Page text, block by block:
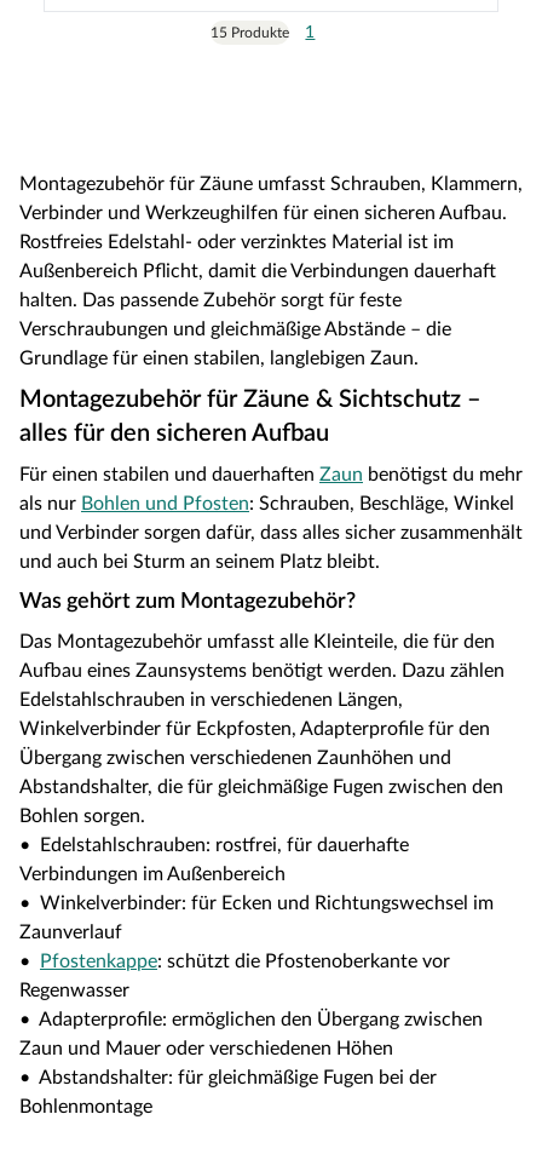
15 Produkte 1
Montagezubehör für Zäune umfasst Schrauben, Klammern,
Verbinder und Werkzeughilfen für einen sicheren Aufbau.
Rostfreies Edelstahl- oder verzinktes Material ist im
Außenbereich Pflicht, damit die Verbindungen dauerhaft
halten. Das passende Zubehör sorgt für feste
Verschraubungen und gleichmäßige Abstände – die
Grundlage für einen stabilen, langlebigen Zaun.
Montagezubehör für Zäune & Sichtschutz –
alles für den sicheren Aufbau
Für einen stabilen und dauerhaften Zaun benötigst du mehr
als nur Bohlen und Pfosten: Schrauben, Beschläge, Winkel
und Verbinder sorgen dafür, dass alles sicher zusammenhält
und auch bei Sturm an seinem Platz bleibt.
Was gehört zum Montagezubehör?
Das Montagezubehör umfasst alle Kleinteile, die für den
Aufbau eines Zaunsystems benötigt werden. Dazu zählen
Edelstahlschrauben in verschiedenen Längen,
Winkelverbinder für Eckpfosten, Adapterprofile für den
Übergang zwischen verschiedenen Zaunhöhen und
Abstandshalter, die für gleichmäßige Fugen zwischen den
Bohlen sorgen.
• Edelstahlschrauben: rostfrei, für dauerhafte
Verbindungen im Außenbereich
• Winkelverbinder: für Ecken und Richtungswechsel im
Zaunverlauf
•
Pfostenkappe: schützt die Pfostenoberkante vor
Regenwasser
• Adapterprofile: ermöglichen den Übergang zwischen
Zaun und Mauer oder verschiedenen Höhen
• Abstandshalter: für gleichmäßige Fugen bei der
Bohlenmontage